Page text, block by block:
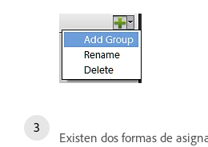
Existen dos formas de